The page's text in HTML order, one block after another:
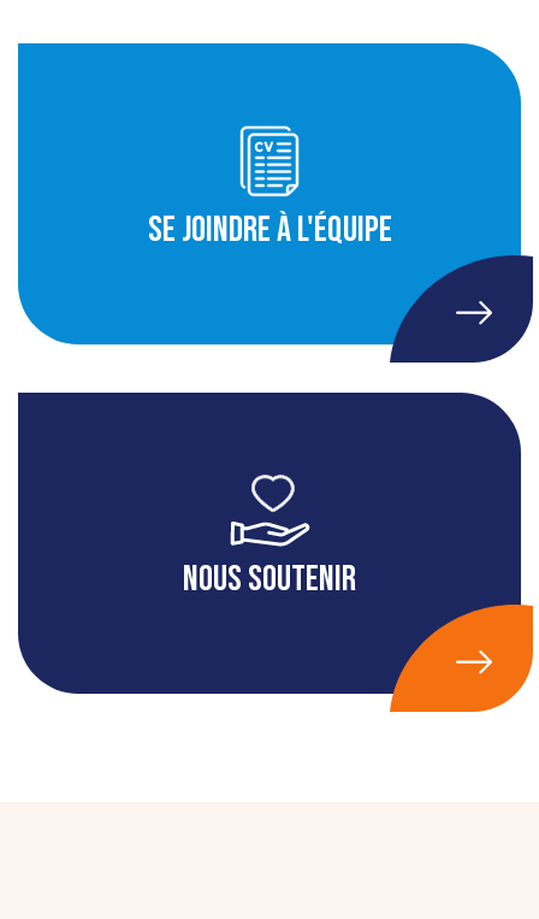
Se joindre à l'équipe
Nous soutenir